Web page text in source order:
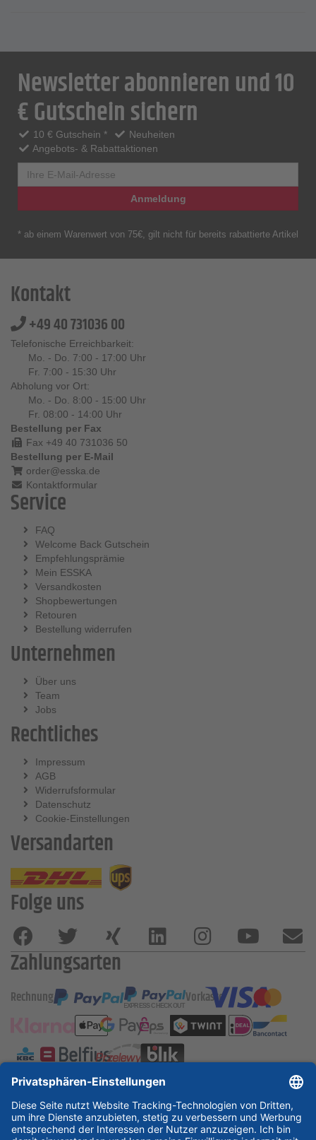
Newsletter abonnieren und 10
€ Gutschein sichern
10 € Gutschein *
Neuheiten
Angebots- & Rabattaktionen
Anmeldung
* ab einem Warenwert von 75€, gilt nicht für bereits rabattierte Artikel
Kontakt
+49 40 731036 00
Telefonische Erreichbarkeit:
Mo. - Do. 7:00 - 17:00 Uhr
Fr. 7:00 - 15:30 Uhr
Abholung vor Ort:
Mo. - Do. 8:00 - 15:00 Uhr
Fr. 08:00 - 14:00 Uhr
Bestellung per Fax
Fax +49 40 731036 50
Bestellung per E-Mail
order@esska.de
Kontaktformular
Service
FAQ
Welcome Back Gutschein
Empfehlungsprämie
Mein ESSKA
Versandkosten
Shopbewertungen
Retouren
Bestellung widerrufen
Unternehmen
Über uns
Team
Jobs
Rechtliches
Impressum
AGB
Widerrufsformular
Datenschutz
Cookie-Einstellungen
Versandarten
Folge uns
Zahlungsarten
Rechnung Vorkasse
ESSKA International
new
new new